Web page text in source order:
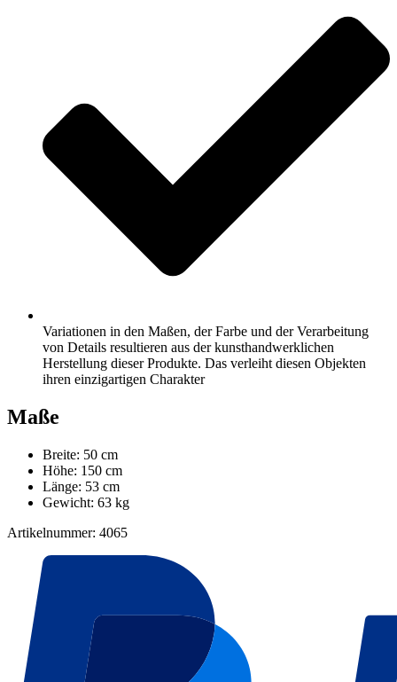
Variationen in den Maßen, der Farbe und der Verarbeitung
von Details resultieren aus der kunsthandwerklichen
Herstellung dieser Produkte. Das verleiht diesen Objekten
ihren einzigartigen Charakter
Maße
Breite: 50 cm
Höhe: 150 cm
Länge: 53 cm
Gewicht: 63 kg
Artikelnummer: 4065